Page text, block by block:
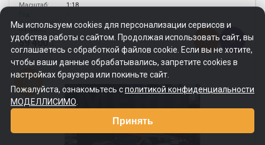
Масштаб:
1:18
91 385
59 400
-15%
Мы используем cookies для персонализации сервисов и
удобства работы с сайтом. Продолжая использовать сайт, вы
соглашаетесь с обработкой файлов cookie. Если вы не хотите,
чтобы ваши данные обрабатывались, запретите cookies в
настройках браузера или покиньте сайт.
Пожалуйста, ознакомьтесь сполитикой конфиденциальности
МОДЕЛЛИСИМО
Принять